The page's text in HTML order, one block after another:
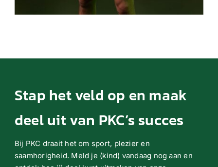
Stap het veld op en maak
deel uit van PKC’s succes
Bij PKC draait het om sport, plezier en
saamhorigheid. Meld je (kind) vandaag nog aan en